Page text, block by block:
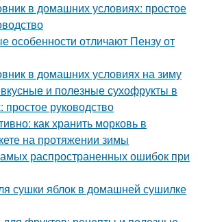
в домашних условиях: простое
особенности отличают Пензу от
в домашних условиях на зиму
вкусные и полезные сухофрукты в
руководство
как хранить морковь в
на протяжении зимы
распространенных ошибок при
сушки яблок в домашней сушилке